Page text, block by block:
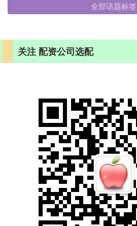
全部话题标签
关注 配资公司选配